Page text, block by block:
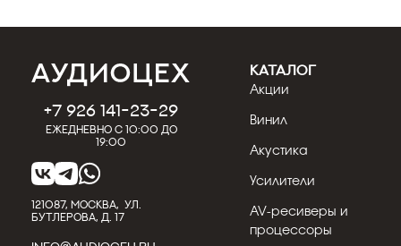
+7 926 141-23-29
Ежедневно с 10:00 до
19:00
121087, МОСКВА, УЛ.
БУТЛЕРОВА, Д. 17
КАТАЛОГ
Акции
Винил
Акустика
Усилители
AV-ресиверы и
процессоры